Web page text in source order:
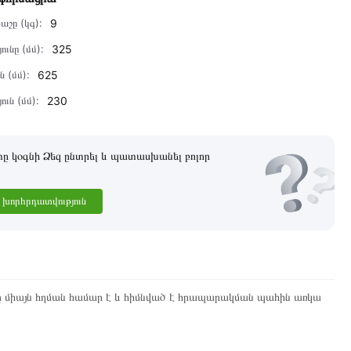
(կգ): 9
(մմ): 325
(մմ): 625
(մմ): 230
կօգնի Ձեզ ընտրել և պատասխանել բոլոր
միայն հղման համար է և հիմնված է հրապարակման պահին առկա